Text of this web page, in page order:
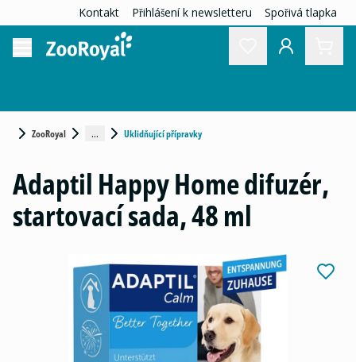
Kontakt Přihlášení k newsletteru Spořivá tlapka
ZooRoyal ... Uklidňující přípravky
Adaptil Happy Home difuzér,
startovací sada, 48 ml